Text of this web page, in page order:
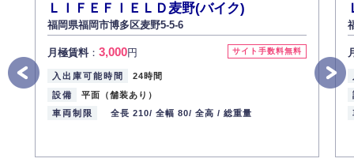
ＬＩＦＥＦＩＥＬＤ麦野(バイク)
福岡県福岡市博多区麦野5-5-6
サイト手数料無料
月極賃料： 3,000円
入出庫可能時間
24時間
設備
平面（舗装あり）
車両制限
全長 210/ 全幅 80/ 全高 / 総重量